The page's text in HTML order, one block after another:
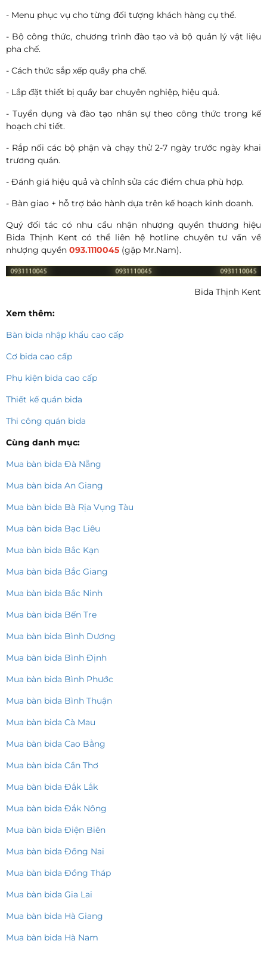
- Menu phục vụ cho từng đối tượng khách hàng cụ thể.
- Bộ công thức, chương trình đào tạo và bộ quản lý vật liệu
pha chế.
- Cách thức sắp xếp quầy pha chế.
- Lắp đặt thiết bị quầy bar chuyên nghiệp, hiệu quả.
- Tuyển dụng và đào tạo nhân sự theo công thức trong kế
hoạch chi tiết.
- Rắp nối các bộ phận và chạy thử 2-7 ngày trước ngày khai
trương quán.
- Đánh giá hiệu quả và chỉnh sửa các điểm chưa phù hợp.
- Bàn giao + hỗ trợ bảo hành dựa trên kế hoạch kinh doanh.
Quý đối tác có nhu cầu nhận nhượng quyền thương hiệu
Bida Thịnh Kent có thể liên hệ hotline chuyên tư vấn về
nhượng quyền 093.1110045 (gặp Mr.Nam).
Bida Thịnh Kent
Xem thêm:
Bàn bida nhập khẩu cao cấp
Cơ bida cao cấp
Phụ kiện bida cao cấp
Thiết kế quán bida
Thi công quán bida
Cùng danh mục:
Mua bàn bida Đà Nẵng
Mua bàn bida An Giang
Mua bàn bida Bà Rịa Vụng Tàu
Mua bàn bida Bạc Liêu
Mua bàn bida Bắc Kạn
Mua bàn bida Bắc Giang
Mua bàn bida Bắc Ninh
Mua bàn bida Bến Tre
Mua bàn bida Bình Dương
Mua bàn bida Bình Định
Mua bàn bida Bình Phước
Mua bàn bida Bình Thuận
Mua bàn bida Cà Mau
Mua bàn bida Cao Bằng
Mua bàn bida Cần Thơ
Mua bàn bida Đắk Lắk
Mua bàn bida Đắk Nông
Mua bàn bida Điện Biên
Mua bàn bida Đồng Nai
Mua bàn bida Đồng Tháp
Mua bàn bida Gia Lai
Mua bàn bida Hà Giang
Mua bàn bida Hà Nam